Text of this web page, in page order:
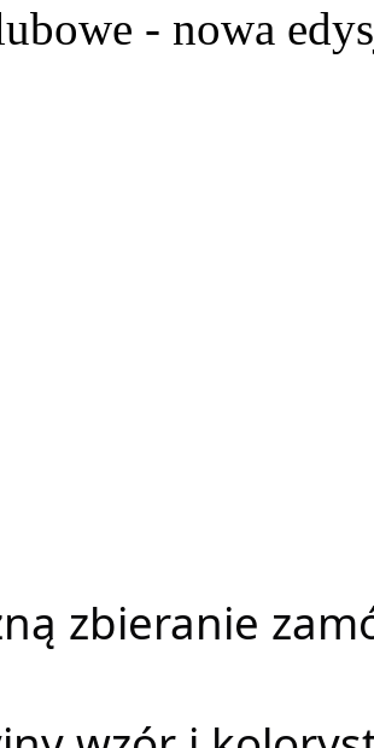
- nowa
zbieranie